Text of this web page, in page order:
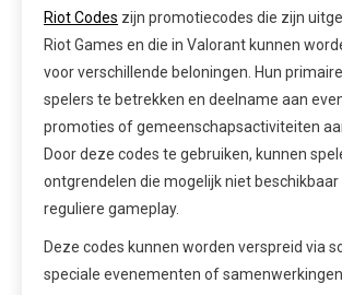
Riot Codes zijn promotiecodes die zijn
Riot Games en die in Valorant kunnen
voor verschillende beloningen. Hun
spelers te betrekken en deelname aan
promoties of gemeenschapsactiviteiten
Door deze codes te gebruiken, kunnen
ontgrendelen die mogelijk niet beschikbaar
reguliere gameplay.
Deze codes kunnen worden verspreid via
speciale evenementen of